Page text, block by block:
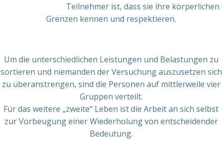
Teilnehmer ist, dass sie ihre körperlichen
Grenzen kennen und respektieren.
Um die unterschiedlichen Leistungen und Belastungen zu
sortieren und niemanden der Versuchung auszusetzen sich
zu überanstrengen, sind die Personen auf mittlerweile vier
Gruppen verteilt.
Für das weitere „zweite“ Leben ist die Arbeit an sich selbst
zur Vorbeugung einer Wiederholung von entscheidender
Bedeutung.